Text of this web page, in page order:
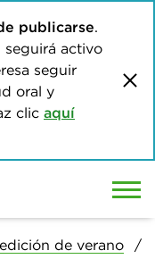
de verano
publicarse.
seguirá activo
seguir
oral y
clic aquí